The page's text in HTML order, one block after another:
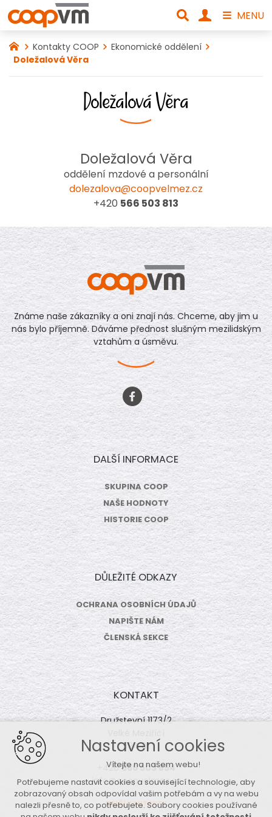
Kontakty COOP
Ekonomické oddělení
Doležalová Věra
Doležalová Věra
Doležalová Věra
oddělení mzdové a personální
dolezalova@coopvelmez.cz
+420 566 503 813
Známe naše zákazníky a oni znají nás. Chceme, aby jim u
nás bylo příjemně. Dáváme přednost slušným mezilidským
vztahům a úsměvu.
DALŠÍ INFORMACE
SKUPINA COOP
NAŠE HODNOTY
HISTORIE COOP
DŮLEŽITÉ ODKAZY
OCHRANA OSOBNÍCH ÚDAJŮ
NAPIŠTE NÁM
ČLENSKÁ SEKCE
KONTAKT
Družstevní 1173/2
594 01
+420566 503 854
info@coopvelmez.cz
DALŠÍ KONTAKTY
MENU
Nastavení cookies
Vítejte na našem webu!
Potřebujeme nastavit cookies a související technologie, aby
zobrazovaný obsah odpovídal vašim potřebám a vy na webu
nalezli přesně to, co potřebujete. Soubory cookies používané